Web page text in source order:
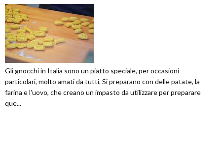
Gli gnocchi in Italia sono un piatto speciale, per occasioni
particolari, molto amati da tutti. Si preparano con delle patate, la
farina e l'uovo, che creano un impasto da utilizzare per preparare
que...